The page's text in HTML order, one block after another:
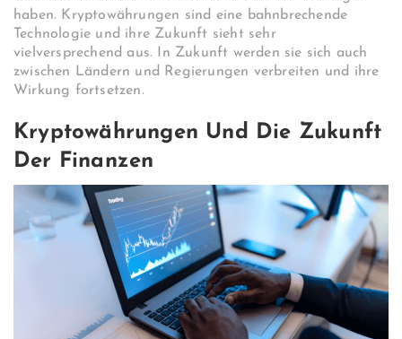
haben. Kryptowährungen sind eine bahnbrechende
Technologie und ihre Zukunft sieht sehr
vielversprechend aus. In Zukunft werden sie sich auch
zwischen Ländern und Regierungen verbreiten und ihre
Wirkung fortsetzen.
Kryptowährungen Und Die Zukunft
Der Finanzen